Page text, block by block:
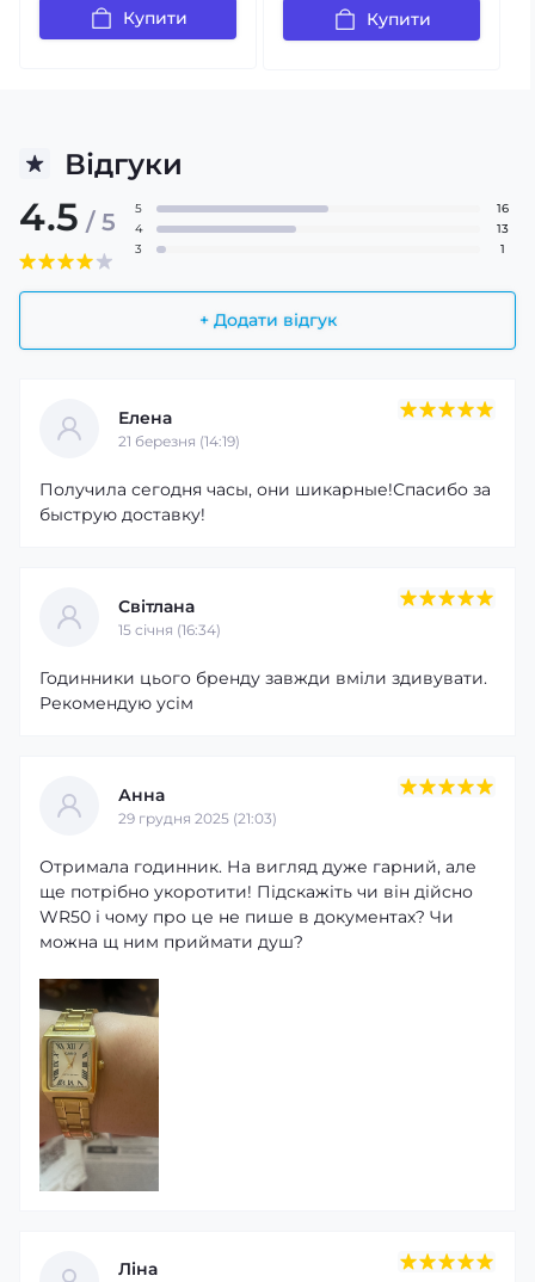
Купити Купити
Відгуки
4.5 / 5
+ Додати відгук
5
16
4
13
3
1
Елена
21 березня (14:19)
Получила сегодня часы, они шикарные!Спасибо за
быструю доставку!
Світлана
15 cічня (16:34)
Годинники цього бренду завжди вміли здивувати.
Рекомендую усім
Анна
29 грудня 2025 (21:03)
Отримала годинник. На вигляд дуже гарний, але
ще потрібно укоротити! Підскажіть чи він дійсно
WR50 і чому про це не пише в документах? Чи
можна щ ним приймати душ?
Ліна